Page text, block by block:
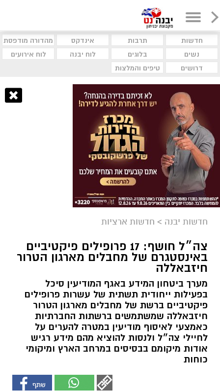
חדשות תרבות אינדקס
מהדורה מודפסת
נשים
בלוגים לוח יבנה
לוח אירועים
דרושים
טיפים והמלצות
חדשות יבנה > חדשות ארציות
צה״ל חושף: 17 פרופילים פיקטיביים
באינסטגרם של מחבלים מארגון הטרור
חיזבאללה
מערך ביטחון המידע באגף המודיעין סיכל
בפעילות ייחודית תשתית של עשרות פרופילים
פיקטיביים ברשת של מחבלים מארגון הטרור
חיזבאללה שמשתמשים ברשתות החברתיות
כאמצעי לאיסוף מודיעין במטרה להערים על
לחיילי צה״ל ולנסות להוציא מהם מידע רגיש
אודות מיקומם בבסיסים במרחב הארץ ומיקומי
כוחות